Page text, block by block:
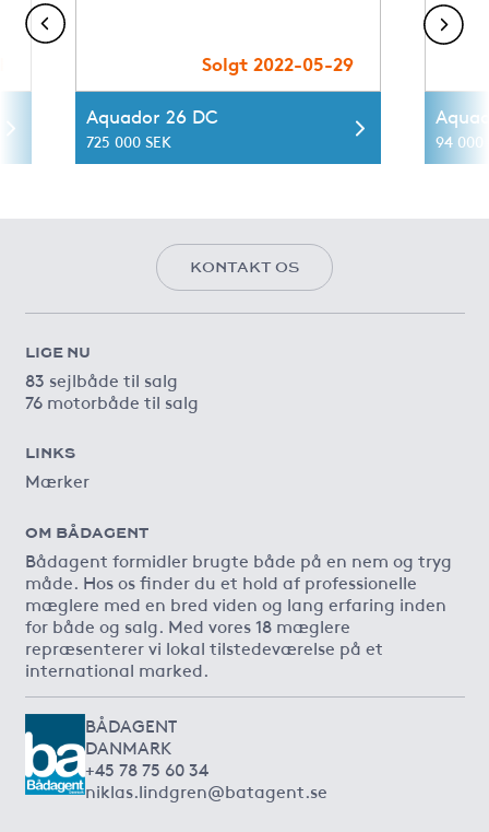
Solgt 2022-05-29
Aquador 26 DC
725 000 SEK 94 000
KONTAKT OS
LIGE NU
83 sejlbåde til salg
76 motorbåde til salg
LINKS
Mærker
OM BÅDAGENT
Bådagent formidler brugte både på en nem og tryg
måde. Hos os finder du et hold af professionelle
mæglere med en bred viden og lang erfaring inden
for både og salg. Med vores 18 mæglere
repræsenterer vi lokal tilstedeværelse på et
international marked.
BÅDAGENT
DANMARK
+45 78 75 60 34
niklas.lindgren@batagent.se